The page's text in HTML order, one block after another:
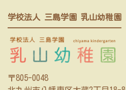
学校法人 三島学園 乳山幼稚園
〒805-0048